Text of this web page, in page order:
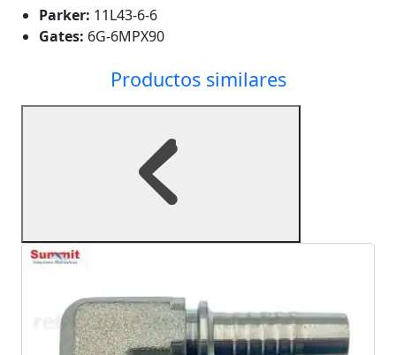
Parker: 11L43-6-6
Gates: 6G-6MPX90
Productos similares